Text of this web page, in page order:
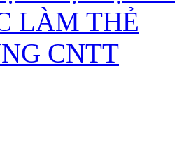
LÀM THẺ
CNTT